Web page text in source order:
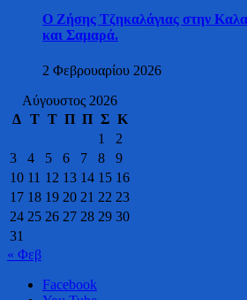
Ο Ζήσης Τζηκαλάγιας στην
και Σαμαρά.
2 Φεβρουαρίου 2026
Αύγουστος 2026
Δ Τ Τ Π Π Σ Κ
1
2
3
4 5 6 7 8
9
10 11 12 13 14 15 16
17 18 19 20 21 22 23
24 25 26 27 28 29 30
31
« Φεβ
Facebook